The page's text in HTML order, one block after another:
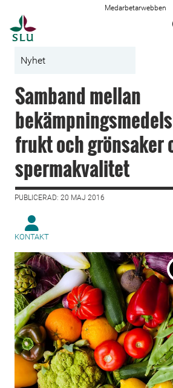
Medarbetarwebben
Nyhet
Samband mellan
frukt och grönsaker
spermakvalitet
PUBLICERAD: 20 MAJ 2016
KONTAKT